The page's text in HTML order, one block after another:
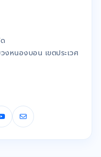
หนองบอน เขตประเวศ